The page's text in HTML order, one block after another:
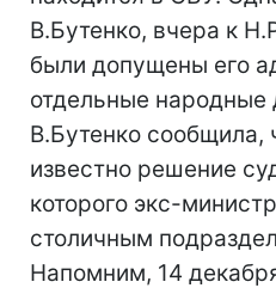
В.Бутенко, вчера к
были допущены его
отдельные народные
В.Бутенко сообщила,
известно решение
которого экс-
столичным
Напомним, 14